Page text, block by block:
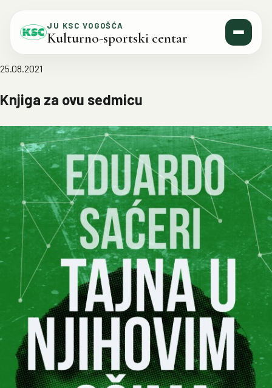
JU KSC VOGOŠĆA
Kulturno-sportski centar
25.08.2021
Knjiga za ovu sedmicu